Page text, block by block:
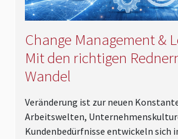
Change Management &
Mit den richtigen
Wandel
Veränderung ist zur neuen
Arbeitswelten,
Kundenbedürfnisse entwickeln sich